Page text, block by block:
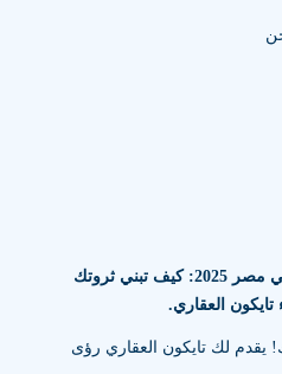
الاستثمار العقاري في مصر 2025: كيف تبني ثروتك
تايكون العقاري.
يقدم لك تايكون العقاري رؤى